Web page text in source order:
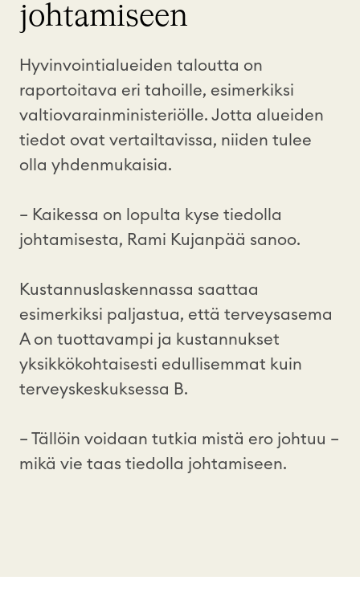
johtamiseen
Hyvinvointialueiden taloutta on
raportoitava eri tahoille, esimerkiksi
valtiovarainministeriölle. Jotta alueiden
tiedot ovat vertailtavissa, niiden tulee
olla yhdenmukaisia.
– Kaikessa on lopulta kyse tiedolla
johtamisesta, Rami Kujanpää sanoo.
Kustannuslaskennassa saattaa
esimerkiksi paljastua, että terveysasema
A on tuottavampi ja kustannukset
yksikkökohtaisesti edullisemmat kuin
terveyskeskuksessa B.
– Tällöin voidaan tutkia mistä ero johtuu –
mikä vie taas tiedolla johtamiseen.